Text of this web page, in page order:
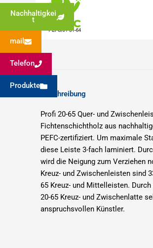
Beschreibung
Profi 20-65 Quer- und
Fichtenschichtholz aus
PEFC-zertifiziert. Um maximale
diese Leiste 3-fach laminiert.
wird die Neigung zum Verziehen
Kreuz- und Zwischenleisten sind
65 Kreuz- und Mittelleisten.
20-65 Kreuz- und Zwischenlatte
anspruchsvollen Künstler.
Nachhaltigkei
t
mail
Telefon
Produkte